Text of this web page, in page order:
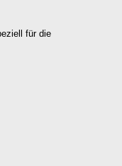
für die